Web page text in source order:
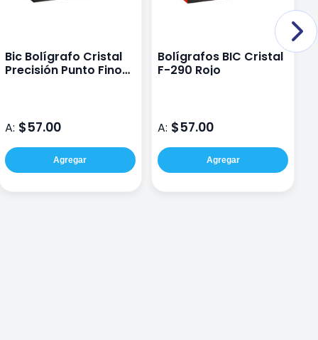
Bic Bolígrafo Cristal
Precisión Punto Fino
A: $57.00
Agregar
Bolígrafos BIC Cristal
F-290 Rojo
A: $57.00
Agregar